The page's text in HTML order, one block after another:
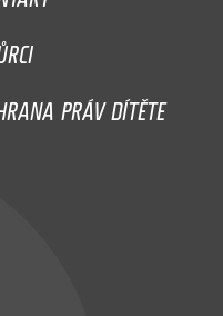
PRÁV DÍTĚTE